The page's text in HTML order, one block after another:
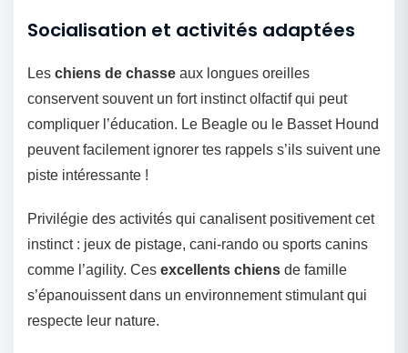
Socialisation et activités adaptées
Les chiens de chasse aux longues oreilles
conservent souvent un fort instinct olfactif qui peut
compliquer l’éducation. Le Beagle ou le Basset Hound
peuvent facilement ignorer tes rappels s’ils suivent une
piste intéressante !
Privilégie des activités qui canalisent positivement cet
instinct : jeux de pistage, cani-rando ou sports canins
comme l’agility. Ces excellents chiens de famille
s’épanouissent dans un environnement stimulant qui
respecte leur nature.